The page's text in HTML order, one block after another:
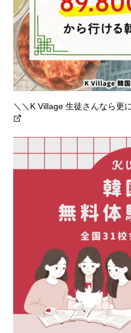
＼＼K Village 生徒さんなら更